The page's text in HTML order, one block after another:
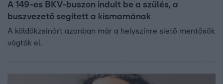
A 149-es BKV-buszon indult be a szülés, a
buszvezető segített a kismamának
A köldökzsinórt azonban már a helyszínre siető mentősök
vágták el.